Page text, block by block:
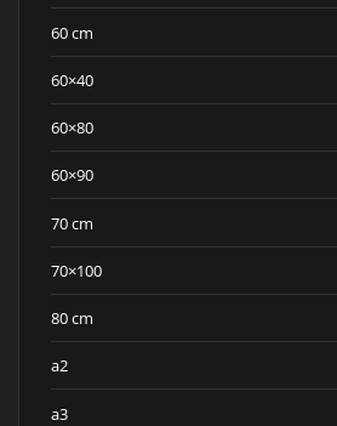
60 cm
60×40
60×80
60×90
70 cm
70×100
80 cm
a2
a3